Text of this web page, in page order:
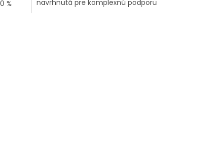
%
navrhnutá pre komplexnú podporu